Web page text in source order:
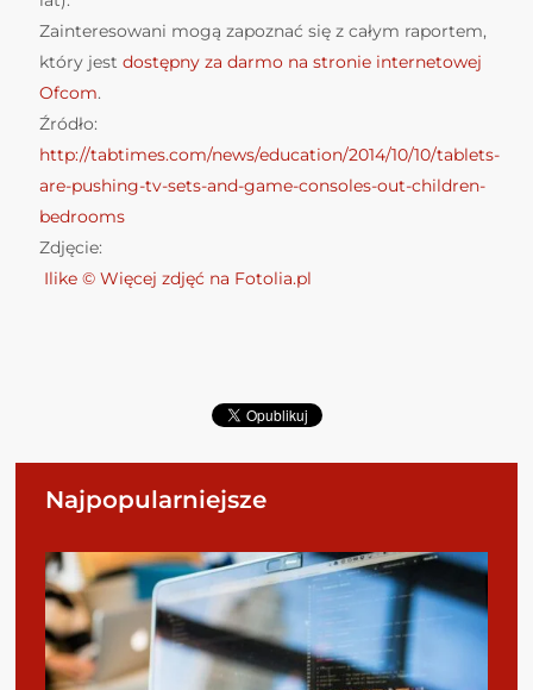
Zainteresowani mogą zapoznać się z całym raportem,
który jest dostępny za darmo na stronie internetowej
Ofcom.
Źródło:
http://tabtimes.com/news/education/2014/10/10/tablets-
are-pushing-tv-sets-and-game-consoles-out-children-
bedrooms
Zdjęcie:
Ilike © Więcej zdjęć na Fotolia.pl
Najpopularniejsze